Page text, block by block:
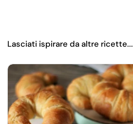
Lasciati ispirare da altre ricette...